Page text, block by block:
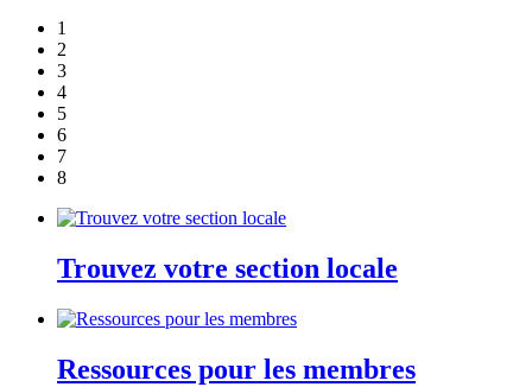
1
2
3
4
5
6
7
8
Trouvez votre section locale
Ressources pour les membres